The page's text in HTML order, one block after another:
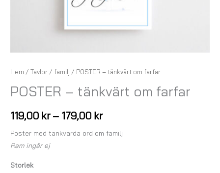
Hem /Tavlor / familj / POSTER – tänkvärt om farfar
POSTER – tänkvärt om farfar
119,00 kr – 179,00 kr
Poster med tänkvärda ord om familj
Ram ingår ej
Storlek